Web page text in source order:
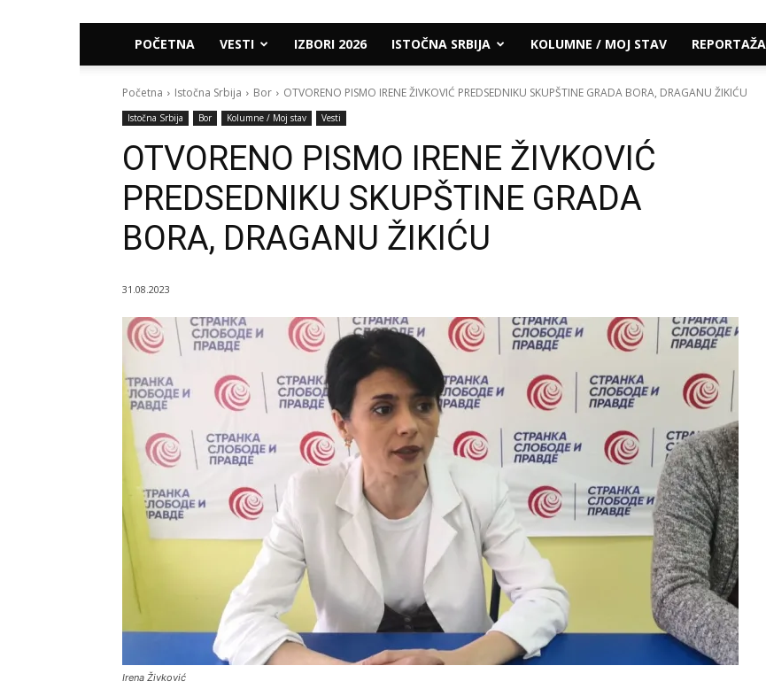
POČETNA VESTI IZBORI 2026 ISTOČNA SRBIJA KOLUMNE / MOJ STAV REPORTAŽA
Početna Istočna Srbija Bor OTVORENO PISMO IRENE ŽIVKOVIĆ PREDSEDNIKU SKUPŠTINE GRADA BORA, DRAGANU ŽIKIĆU
Istočna Srbija Bor Kolumne / Moj stav Vesti
OTVORENO PISMO IRENE ŽIVKOVIĆ
PREDSEDNIKU SKUPŠTINE GRADA
BORA, DRAGANU ŽIKIĆU
31.08.2023
Irena Živković